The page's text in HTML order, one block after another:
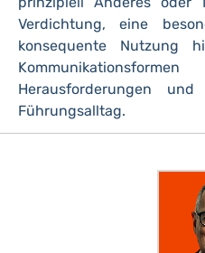
Verdichtung, eine
konsequente Nutzung
Herausforderungen
Führungsalltag.